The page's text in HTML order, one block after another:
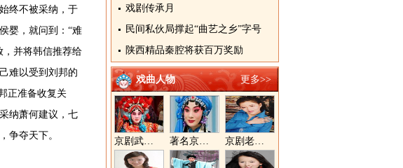
终不被采纳，于
婴，就问到：“难
，并将韩信推荐给
难以受到刘邦的
正准备收复关
纳萧何建议，七
争夺天下。
戏剧传承月
民间私伙局撑起“曲艺之乡”字号
陕西精品秦腔将获百万奖励
更多>>
戏曲人物
京剧武旦演员李静文 著名京剧演员李海燕 京剧老生演员胡晓楠